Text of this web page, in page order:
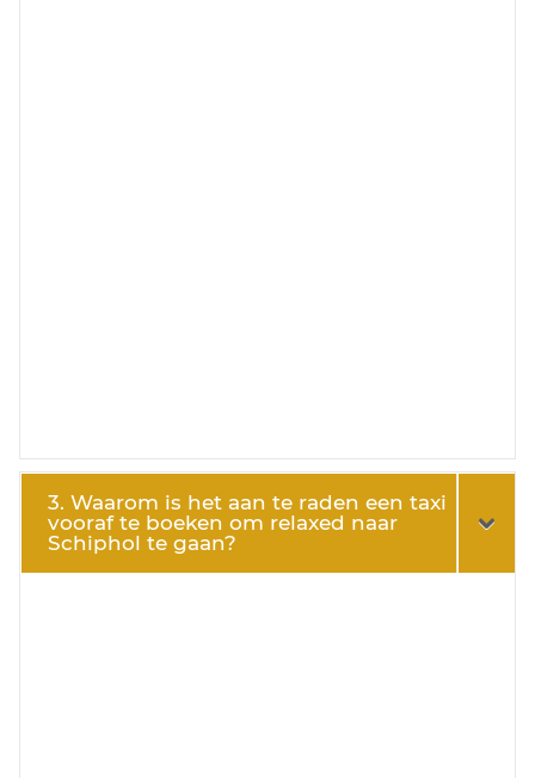
3. Waarom is het aan te raden een taxi
vooraf te boeken om relaxed naar
Schiphol te gaan?